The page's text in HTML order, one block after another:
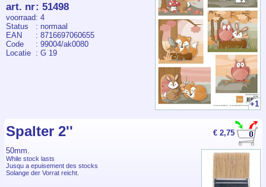
+1
art. nr: 51498
voorraad: 4
Status
: normaal
EAN
: 8716697060655
Code
: 99004/ak0080
Locatie : G 19
€ 2,75
Spalter 2''
50mm.
While stock lasts
Jusqu a epuisement des stocks
Solange der Vorrat reicht.